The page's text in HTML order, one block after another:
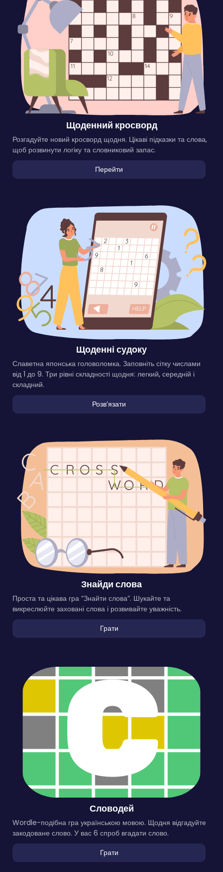
Щоденний кросворд
Розгадуйте новий кросворд щодня. Цікаві підказки та слова,
щоб розвинути логіку та словниковий запас.
Перейти
Щоденні судоку
Славетна японська головоломка. Заповніть сітку числами
від 1 до 9. Три рівні складності щодня: легкий, середній і
складний.
Розвʼязати
Знайди слова
Проста та цікава гра “Знайти слова”. Шукайте та
викреслюйте заховані слова і розвивайте уважність.
Грати
Словодей
Wordle-подібна гра українською мовою. Щодня відгадуйте
закодоване слово. У вас 6 спроб вгадати слово.
Грати